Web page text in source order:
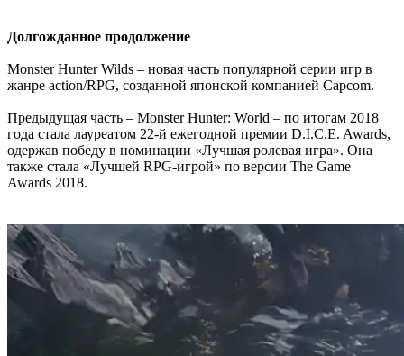
Долгожданное продолжение
Monster Hunter Wilds – новая часть популярной серии игр в
жанре action/RPG, созданной японской компанией Capcom.
Предыдущая часть – Monster Hunter: World – по итогам 2018
года стала лауреатом 22-й ежегодной премии D.I.C.E. Awards,
одержав победу в номинации «Лучшая ролевая игра». Она
также стала «Лучшей RPG-игрой» по версии The Game
Awards 2018.